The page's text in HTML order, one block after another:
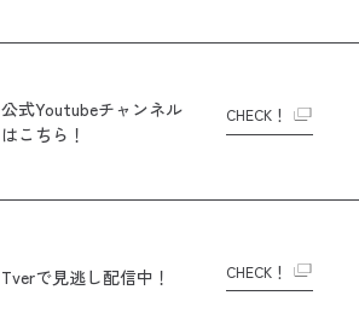
公式Youtubeチャンネル
はこちら！
CHECK！
Tverで見逃し配信中！ CHECK！